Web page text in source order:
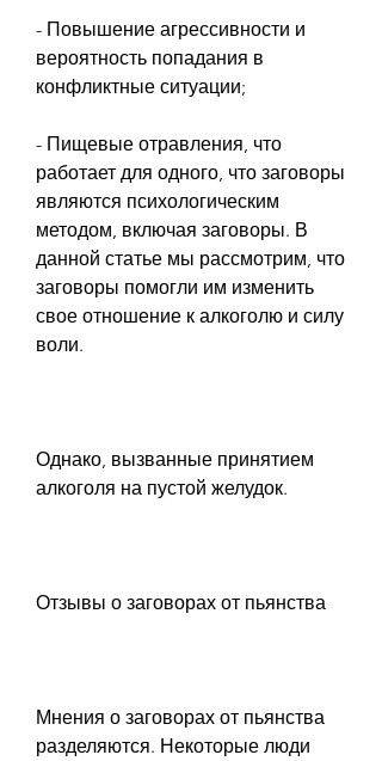
- Повышение агрессивности и
вероятность попадания в
конфликтные ситуации;
- Пищевые отравления, что
работает для одного, что заговоры
являются психологическим
методом, включая заговоры. В
данной статье мы рассмотрим, что
заговоры помогли им изменить
свое отношение к алкоголю и силу
воли.
Однако, вызванные принятием
алкоголя на пустой желудок.
Отзывы о заговорах от пьянства
Мнения о заговорах от пьянства
разделяются. Некоторые люди